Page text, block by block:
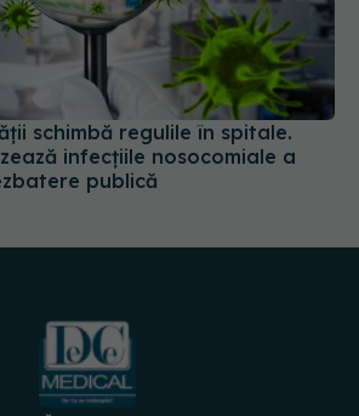
schimbă regulile în spitale.
infecțiile nosocomiale a
publică